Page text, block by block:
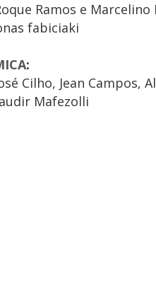
Ramos e Marcelino
fabiciaki
:
Cilho, Jean Campos,
Mafezolli